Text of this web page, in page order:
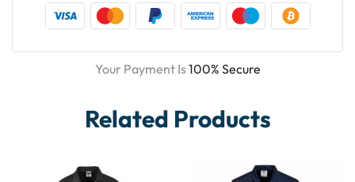
Your Payment Is100% Secure
Related Products